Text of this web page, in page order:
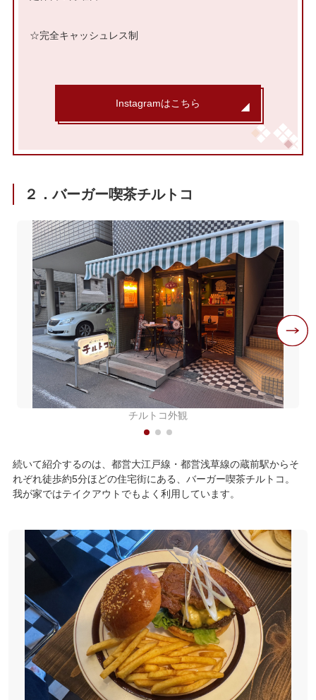
☆完全キャッシュレス制
Instagramはこちら
２．バーガー喫茶チルトコ
チルトコ外観
続いて紹介するのは、都営大江戸線・都営浅草線の蔵前駅からそ
れぞれ徒歩約5分ほどの住宅街にある、バーガー喫茶チルトコ。
我が家ではテイクアウトでもよく利用しています。